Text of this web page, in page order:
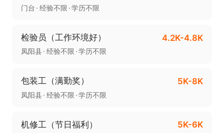
门台 经验不限 学历不限
检验员（工作环境好） 4.2K-4.8K
凤阳县 经验不限 学历不限
包装工（满勤奖） 5K-8K
凤阳县 经验不限 学历不限
机修工（节日福利） 5K-6K